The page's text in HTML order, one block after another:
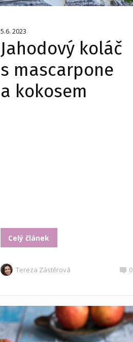
5.6. 2023
Jahodový koláč
s mascarpone
a kokosem
Celý článek
Tereza Zástěrová 0